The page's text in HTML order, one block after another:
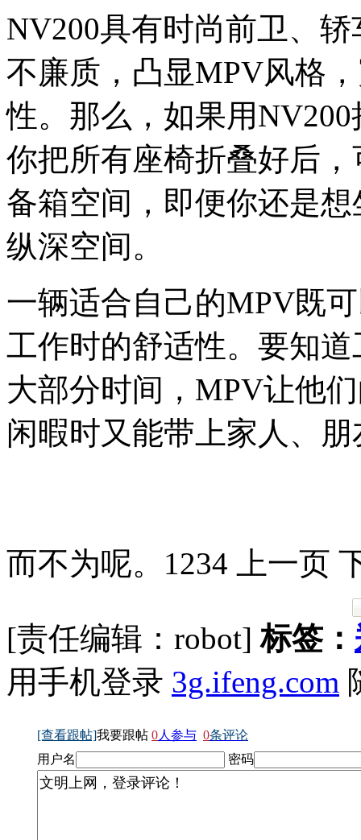
NV200具有时尚前卫、
不廉质，凸显MPV风格
性。那么，如果用
你把所有座椅折叠好后
备箱空间，即便你还是
纵深空间。
一辆适合自己的MPV既
工作时的舒适性。要知
大部分时间，MPV让他
闲暇时又能带上家人、
而不为呢。1234 上一页
[责任编辑：robot]标签：
用手机登录 3g.ifeng.com
[查看跟帖]我要跟帖 0人参与 0条评论
用户名
密码